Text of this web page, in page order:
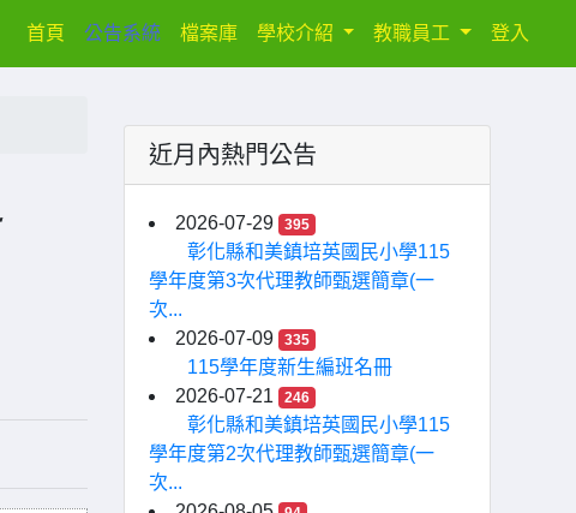
首頁(current)
公告系統 檔案庫 學校介紹 教職員工 登入
近月內熱門公告
2026-07-29 395
彰化縣和美鎮培英國民小學115
學年度第3次代理教師甄選簡章(一
次...
2026-07-09
335
115學年度新生編班名冊
2026-07-21
246
彰化縣和美鎮培英國民小學115
學年度第2次代理教師甄選簡章(一
次...